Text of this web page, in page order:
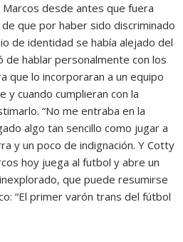
desde antes que fuera
que por haber sido discriminado
de identidad se había alejado del
de hablar personalmente con los
que lo incorporaran a un equipo
y cuando cumplieran con la
“No me entraba en la
algo tan sencillo como jugar a
y un poco de indignación. Y Cotty
hoy juega al futbol y abre un
que puede resumirse
“El primer varón trans del fútbol